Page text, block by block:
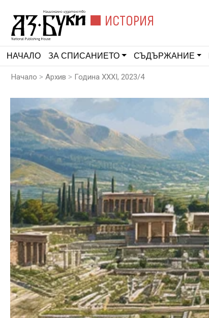
ИСТОРИЯ
НАЧАЛО ЗА СПИСАНИЕТО СЪДЪРЖАНИЕ
Начало > Архив > Година XXXI, 2023/4